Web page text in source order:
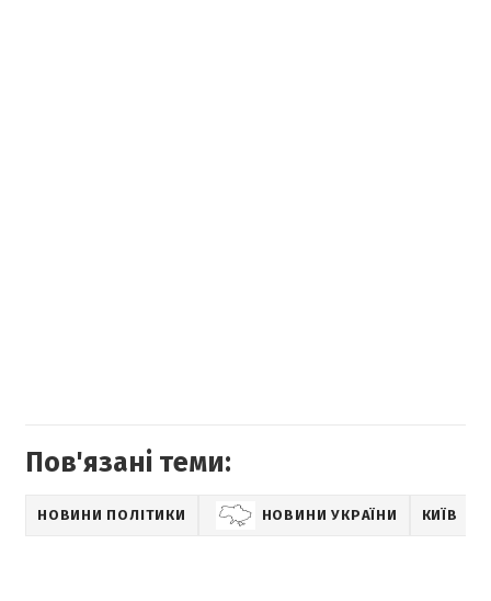
Пов'язані теми:
НОВИНИ ПОЛІТИКИ НОВИНИ УКРАЇНИ КИЇВ